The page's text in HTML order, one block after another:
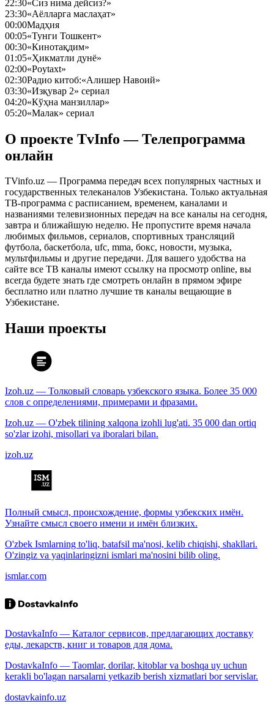
22:30«Сиз нима дейсиз?»
23:30«Аёлларга маслаҳат»
00:00Мадҳия
00:05«Тунги Тошкент»
00:30«Кинотақдим»
01:05«Ҳикматли дунё»
02:00«Poytaxt»
02:30Радио китоб:«Алишер Навоий»
03:30«Изқувар 2» сериал
04:20«Кўҳна манзиллар»
05:20«Малак» сериал
О проекте TvInfo — Телепрограмма
онлайн
TVinfo.uz — Программа передач всех популярных частных и
государственных телеканалов Узбекистана. Только актуальная
ТВ-программа с расписанием, временем, каналами и
названиями телевизионных передач на все каналы на сегодня,
завтра и ближайшую неделю. Не пропустите время начала
любимых фильмов, сериалов, спортивных трансляций
футбола, баскетбола, ufc, mma, бокс, новости, музыка,
мультфильмы и другие передачи. Для вашего удобства на
сайте все ТВ каналы имеют ссылку на просмотр online, вы
всегда будете знать где смотреть онлайн в прямом эфире
бесплатно или платно лучшие тв каналы вещающие в
Узбекистане.
Наши проекты
Izoh.uz — Толковый словарь узбекского языка. Более 35 000
слов с определениями, примерами и фразами.
Izoh.uz — O'zbek tilining xalqona izohli lug'ati. 35 000 dan ortiq
so'zlar izohi, misollari va iboralari bilan.
izoh.uz
Полный смысл, происхождение, формы узбекских имён.
Узнайте смысл своего имени и имён близких.
O'zbek Ismlarning to'liq, batafsil ma'nosi, kelib chiqishi, shakllari.
O'zingiz va yaqinlaringizni ismlari ma'nosini bilib oling.
ismlar.com
DostavkaInfo — Каталог сервисов, предлагающих доставку
еды, лекарств, книг и товаров для дома.
DostavkaInfo — Taomlar, dorilar, kitoblar va boshqa uy uchun
kerakli bo'lagan narsalarni yetkazib berish xizmatlari bor servislar.
dostavkainfo.uz